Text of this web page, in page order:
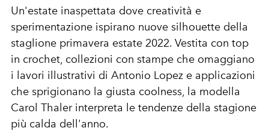
Un'estate inaspettata dove creatività e
sperimentazione ispirano nuove silhouette della
staglione primavera estate 2022. Vestita con top
in crochet, collezioni con stampe che omaggiano
i lavori illustrativi di Antonio Lopez e applicazioni
che sprigionano la giusta coolness, la modella
Carol Thaler interpreta le tendenze della stagione
più calda dell'anno.